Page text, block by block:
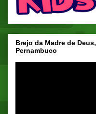
Brejo da Madre de Deus,
Pernambuco